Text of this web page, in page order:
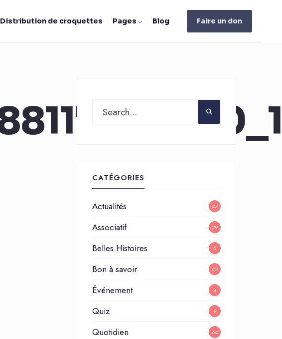
Distribution de croquettes Pages Blog Faire un don
CATÉGORIES
Actualités 47
Associatif 29
Belles Histoires 5
Bon à savoir 82
Événement 4
Quiz 9
Quotidien 64